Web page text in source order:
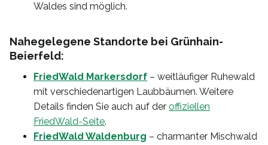
Waldes sind möglich.
Nahegelegene Standorte bei Grünhain-
Beierfeld:
FriedWald Markersdorf – weitläufiger Ruhewald
mit verschiedenartigen Laubbäumen. Weitere
Details finden Sie auch auf der offiziellen
FriedWald-Seite.
FriedWald Waldenburg – charmanter Mischwald